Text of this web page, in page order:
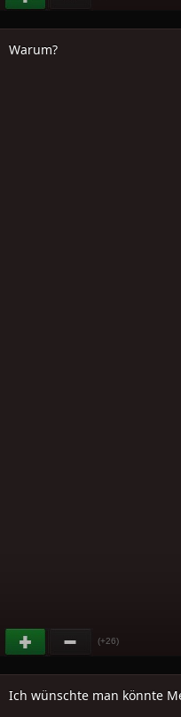
Warum?
(+26)
Ich wünschte man könnte